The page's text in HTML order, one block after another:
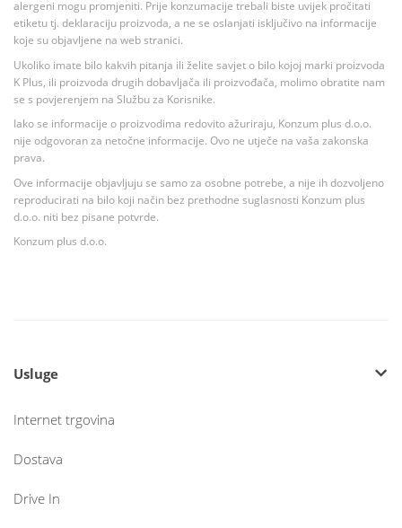
alergeni mogu promjeniti. Prije konzumacije trebali biste uvijek pročitati
etiketu tj. deklaraciju proizvoda, a ne se oslanjati isključivo na informacije
koje su objavljene na web stranici.
Ukoliko imate bilo kakvih pitanja ili želite savjet o bilo kojoj marki proizvoda
K Plus, ili proizvoda drugih dobavljača ili proizvođača, molimo obratite nam
se s povjerenjem na Službu za Korisnike.
Iako se informacije o proizvodima redovito ažuriraju, Konzum plus d.o.o.
nije odgovoran za netočne informacije. Ovo ne utječe na vaša zakonska
prava.
Ove informacije objavljuju se samo za osobne potrebe, a nije ih dozvoljeno
reproducirati na bilo koji način bez prethodne suglasnosti Konzum plus
d.o.o. niti bez pisane potvrde.
Konzum plus d.o.o.
Usluge
Internet trgovina
Dostava
Drive In